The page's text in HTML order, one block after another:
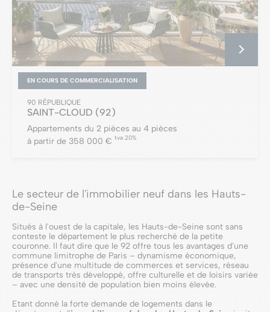
EN COURS DE COMMERCIALISATION
90 RÉPUBLIQUE
SAINT-CLOUD (92)
Appartements du 2 pièces au 4 pièces
à partir de 358 000 € tva 20%
Le secteur de l'immobilier neuf dans les Hauts-
de-Seine
Situés à l'ouest de la capitale, les Hauts-de-Seine sont sans
conteste le département le plus recherché de la petite
couronne. Il faut dire que le 92 offre tous les avantages d'une
commune limitrophe de Paris – dynamisme économique,
présence d'une multitude de commerces et services, réseau
de transports très développé, offre culturelle et de loisirs variée
– avec une densité de population bien moins élevée.
Etant donné la forte demande de logements dans le